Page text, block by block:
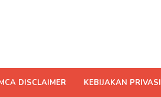
DISCLAIMER KEBIJAKAN PRIVASI